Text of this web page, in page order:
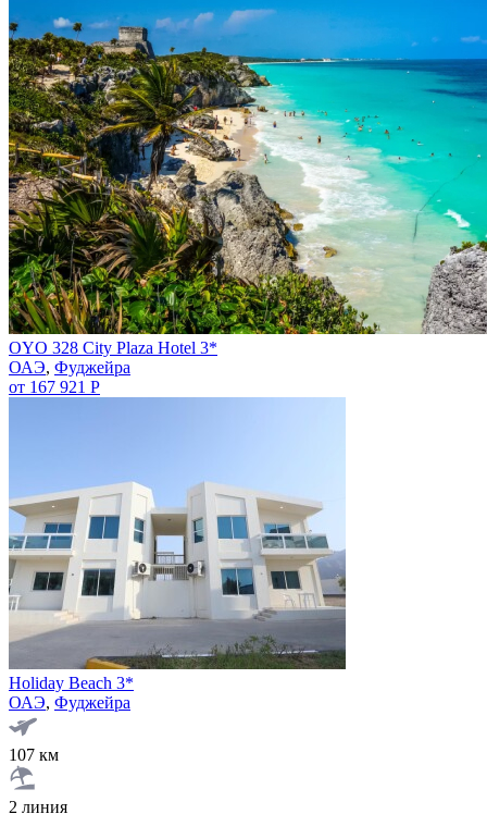
OYO 328 City Plaza Hotel 3*
ОАЭ, Фуджейра
от 167 921 Р
Holiday Beach 3*
ОАЭ, Фуджейра
107 км
2 линия